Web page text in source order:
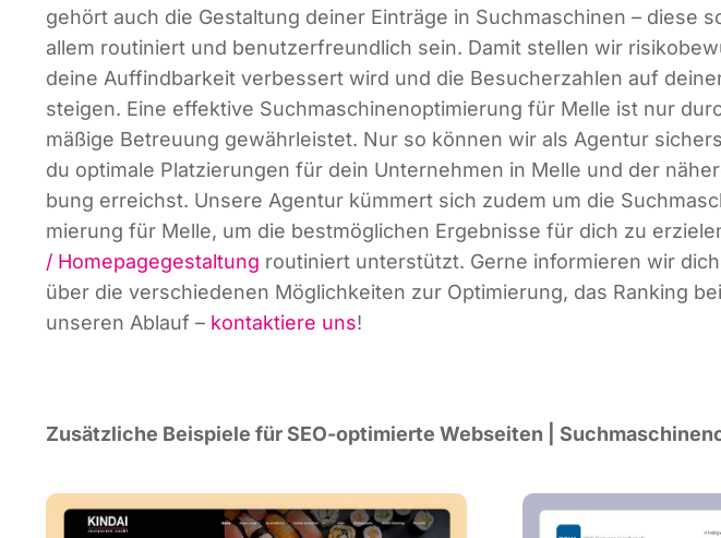
gehört auch die Gestal­tung dei­ner Ein­trä­ge in Such­ma­schi­nen – die­se
allem rou­ti­niert und benut­zer­freund­lich sein. Damit stel­len wir
dei­ne Auf­find­bar­keit ver­bes­sert wird und die Besu­cher­zah­len auf
stei­gen. Eine effek­ti­ve Such­ma­schi­nen­op­ti­mie­rung für Mel­le ist nur
mä­ßi­ge Betreu­ung gewähr­leis­tet. Nur so kön­nen wir als Agen­tur
du opti­ma­le Plat­zie­run­gen für dein Unter­neh­men in Mel­le und der
bung erreichst. Unse­re Agen­tur küm­mert sich zudem um die
mie­rung für Mel­le, um die best­mög­li­chen Ergeb­nis­se für dich zu
/ Home­page­ge­stal­tung rou­ti­niert unter­stützt. Ger­ne infor­mie­ren wir
über die ver­schie­de­nen Mög­lich­kei­ten zur Opti­mie­rung, das Ran­king
unse­ren Ablauf – kon­tak­tie­re uns!
Zusätz­li­che Bei­spie­le für SEO-opti­mier­te Web­sei­ten |